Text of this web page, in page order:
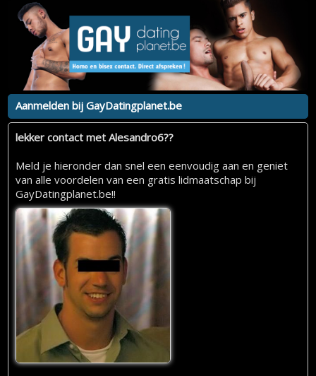
Aanmelden bij GayDatingplanet.be
lekker contact met Alesandro6??
Meld je hieronder dan snel een eenvoudig aan en geniet
van alle voordelen van een gratis lidmaatschap bij
GayDatingplanet.be!!